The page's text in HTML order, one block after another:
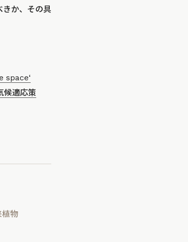
きか、その具
space‘
候適応策
物